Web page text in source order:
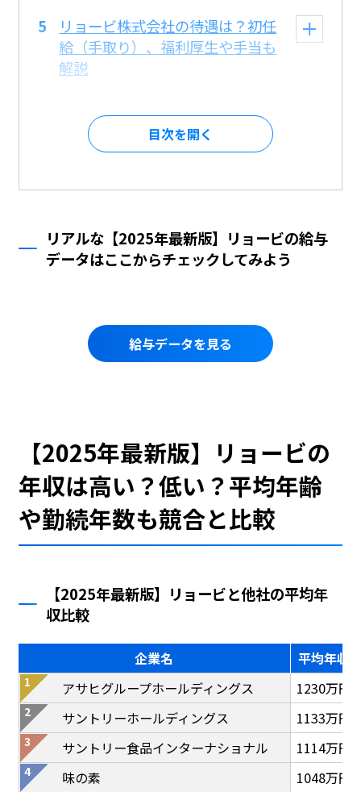
リョービ株式会社の待遇は？初任
給（手取り）、福利厚生や手当も
解説
目次を
リアルな【2025年最新版】リョービの給与
データはここからチェックしてみよう
給与データを見る
【2025年最新版】リョービの
年収は高い？低い？平均年齢
や勤続年数も競合と比較
【2025年最新版】リョービと他社の平均年
収比較
企業名
平均年収
アサヒグループホールディングス
1230万円
サントリーホールディングス
1133万円
サントリー食品インターナショナル
1114万円
味の素
1048万円